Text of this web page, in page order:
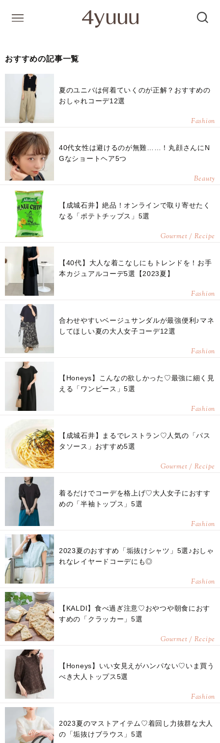
おすすめの記事一覧
夏のユニバは何着ていくのが正解？おすすめの
おしゃれコーデ12選
Fashion
40代女性は避けるのが無難……！丸顔さんにN
Gなショートヘア5つ
Beauty
【成城石井】絶品！オンラインで取り寄せたく
なる「ポテトチップス」5選
Gourmet / Recipe
【40代】大人な着こなしにもトレンドを！お手
本カジュアルコーデ5選【2023夏】
Fashion
合わせやすいベージュサンダルが最強便利♪マネ
してほしい夏の大人女子コーデ12選
Fashion
【Honeys】こんなの欲しかった♡最強に細く見
える「ワンピース」5選
Fashion
【成城石井】まるでレストラン♡人気の「パス
タソース」おすすめ5選
Gourmet / Recipe
着るだけでコーデを格上げ♡大人女子におすす
めの「半袖トップス」5選
Fashion
2023夏のおすすめ「垢抜けシャツ」5選♪おしゃ
れなレイヤードコーデにも◎
Fashion
【KALDI】食べ過ぎ注意♡おやつや朝食におす
すめの「クラッカー」5選
Gourmet / Recipe
【Honeys】いい女見えがハンパない♡いま買う
べき大人トップス5選
Fashion
2023夏のマストアイテム♡着回し力抜群な大人
の「垢抜けブラウス」5選